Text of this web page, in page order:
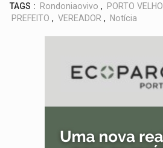
TAGS : Rondoniaovivo , PORTO VELHO
PREFEITO , VEREADOR , Notícia